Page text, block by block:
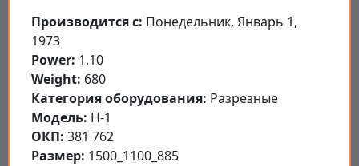
Производится с: Понедельник, Январь 1,
1973
Power: 1.10
Weight: 680
Категория оборудования: Разрезные
Модель: Н-1
ОКП: 381 762
Размер: 1500_1100_885